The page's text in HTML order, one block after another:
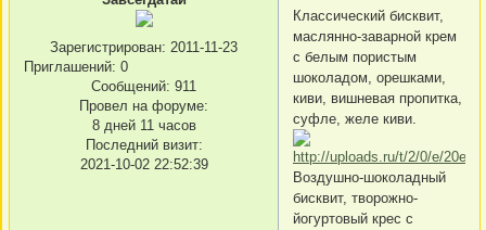
Зарегистрирован: 2011-11-23
Приглашений: 0
Сообщений: 911
Провел на форуме:
8 дней 11 часов
Последний визит:
2021-10-02 22:52:39
Классический бисквит,
маслянно-заварной крем
с белым пористым
шоколадом, орешками,
киви, вишневая пропитка,
суфле, желе киви.
Воздушно-шоколадный
бисквит, творожно-
йогуртовый крес с